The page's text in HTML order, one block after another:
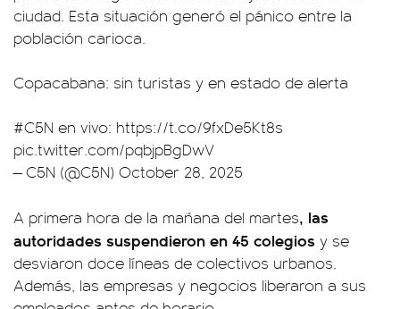
ciudad. Esta situación generó el pánico entre la
población carioca.
Copacabana: sin turistas y en estado de alerta
#C5N en vivo: https://t.co/9fxDe5Kt8s
pic.twitter.com/pqbjpBgDwV
— C5N (@C5N) October 28, 2025
A primera hora de la mañana del martes, las
autoridades suspendieron en 45 colegios y se
desviaron doce líneas de colectivos urbanos.
Además, las empresas y negocios liberaron a sus